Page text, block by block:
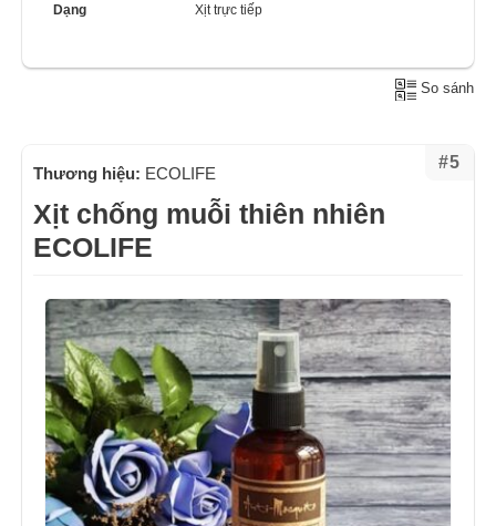
Dạng Xịt trực tiếp
So sánh
#5
Thương hiệu: ECOLIFE
Xịt chống muỗi thiên nhiên
ECOLIFE